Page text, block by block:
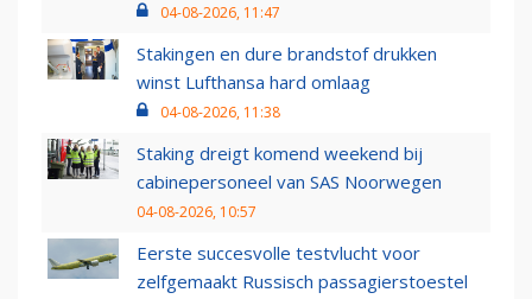
04-08-2026, 11:47
Stakingen en dure brandstof drukken
winst Lufthansa hard omlaag
04-08-2026, 11:38
Staking dreigt komend weekend bij
cabinepersoneel van SAS Noorwegen
04-08-2026, 10:57
Eerste succesvolle testvlucht voor
zelfgemaakt Russisch passagierstoestel